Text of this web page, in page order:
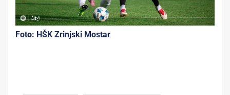
Foto: HŠK Zrinjski Mostar